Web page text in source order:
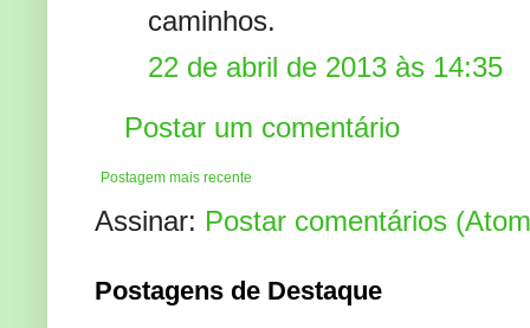
caminhos.
22 de abril de 2013 às 14:35
Postar um comentário
Postagem mais recente
Assinar: Postar comentários
Postagens de Destaque